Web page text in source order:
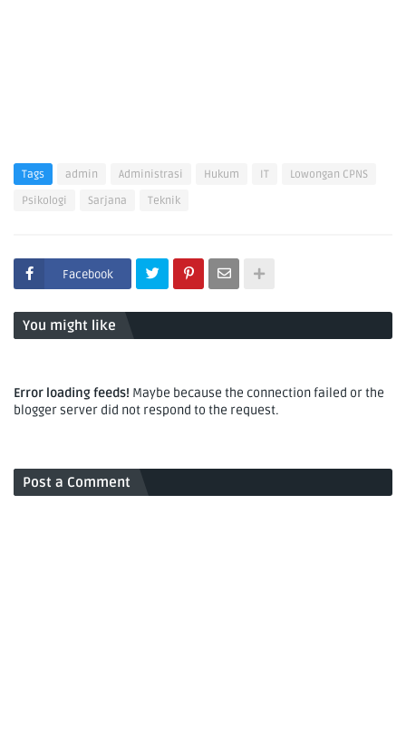
Tags admin Administrasi Hukum IT
Lowongan CPNS
Psikologi
Sarjana Teknik
Facebook
You might like
Error loading feeds! Maybe because the connection failed or the
blogger server did not respond to the request.
Post a Comment